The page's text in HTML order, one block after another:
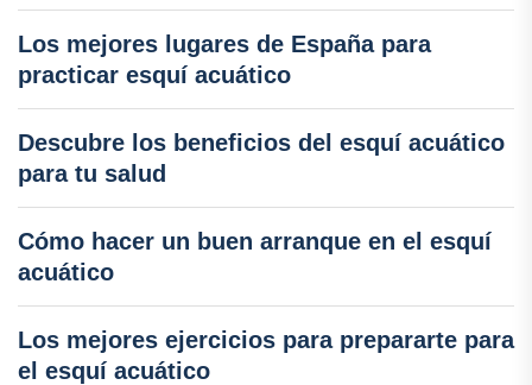
Los mejores lugares de España para
practicar esquí acuático
Descubre los beneficios del esquí acuático
para tu salud
Cómo hacer un buen arranque en el esquí
acuático
Los mejores ejercicios para prepararte para
el esquí acuático